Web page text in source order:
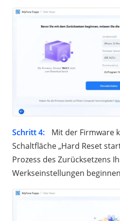
Schritt 4:
Mit der Firmware
Schaltfläche „Hard Reset
Prozess des Zurücksetzens
Werkseinstellungen